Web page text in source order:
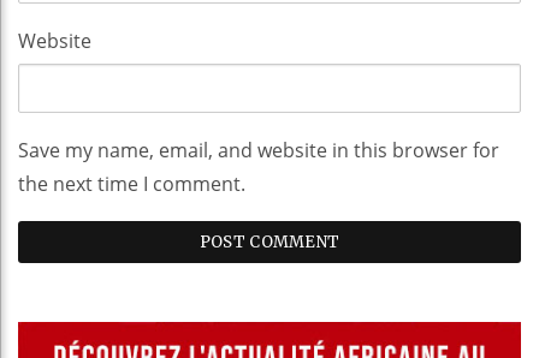
Website
Save my name, email, and website in this browser for
the next time I comment.